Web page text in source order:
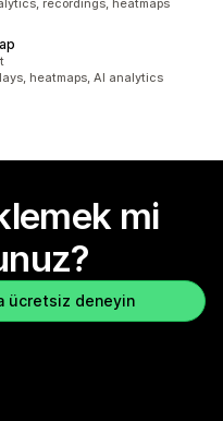
recordings, heatmaps
heatmaps, AI analytics
mi
ücretsiz deneyin